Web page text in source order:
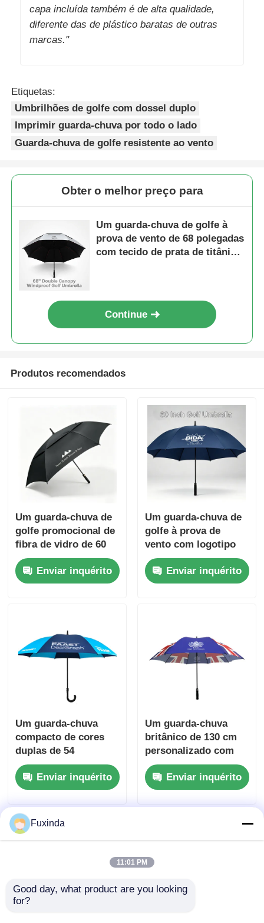
capa incluída também é de alta qualidade,
diferente das de plástico baratas de outras
marcas."
Etiquetas:
Umbrilhões de golfe com dossel duplo
Imprimir guarda-chuva por todo o lado
Guarda-chuva de golfe resistente ao vento
Obter o melhor preço para
Um guarda-chuva de golfe à
prova de vento de 68 polegadas
com tecido de prata de titânio
Continue
Produtos recomendados
Um guarda-chuva de
golfe promocional de
fibra de vidro de 60
polegadas
Enviar inquérito
Um guarda-chuva de
golfe à prova de
vento com logotipo
personalizado para
uso corporativo e
promocional
Enviar inquérito
Um guarda-chuva
compacto de cores
duplas de 54
polegadas
Enviar inquérito
Um guarda-chuva
britânico de 130 cm
personalizado com
impressão do
logotipo Union Jack
Enviar inquérito
Fuxinda
11:01 PM
Good day, what product are you looking
for?